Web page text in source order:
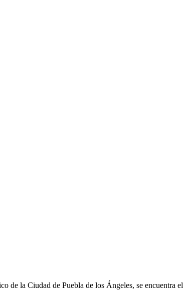
de la Ciudad de Puebla de los Ángeles, se encuentra el